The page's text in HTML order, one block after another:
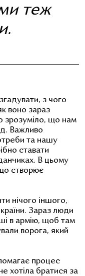
теж
з чого
воно зараз
зрозуміло, що нам
Важливо
та нашу
ставати
В цьому
створює
нічого іншого,
Зараз люди
в армію, щоб там
ворога, який
процес
хотіла братися за